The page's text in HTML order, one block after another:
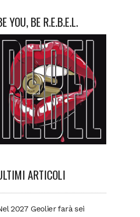
YOU, BE R.E.B.E.L.
ARTICOLI
2027 Geolier farà sei